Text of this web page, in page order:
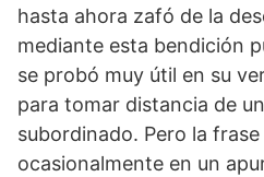
hasta ahora zafó de la
mediante esta bendición
se probó muy útil en su
para tomar distancia de
subordinado. Pero la
ocasionalmente en un